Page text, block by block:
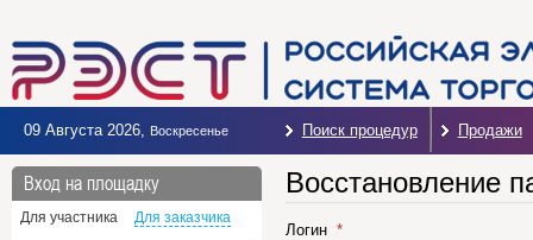
09 Августа 2026, Воскресенье Поиск процедур Продажи
Вход на площадку
Для участника Для заказчика
Восстановление
Логин